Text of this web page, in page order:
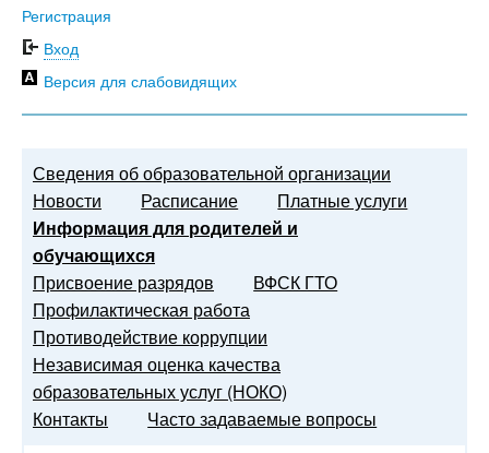
Регистрация
Вход
Версия для слабовидящих
Сведения об образовательной организации
Новости
Расписание
Платные услуги
Информация для родителей и
обучающихся
Присвоение разрядов
ВФСК ГТО
Профилактическая работа
Противодействие коррупции
Независимая оценка качества
образовательных услуг (НОКО)
Контакты
Часто задаваемые вопросы